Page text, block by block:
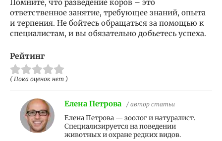
Помните, что разведение коров – это
ответственное занятие, требующее знаний, опыта
и терпения. Не бойтесь обращаться за помощью к
специалистам, и вы обязательно добьетесь успеха.
Рейтинг
( Пока оценок нет )
Елена Петрова / автор статьи
Елена Петрова — зоолог и натуралист.
Специализируется на поведении
животных и охране редких видов.